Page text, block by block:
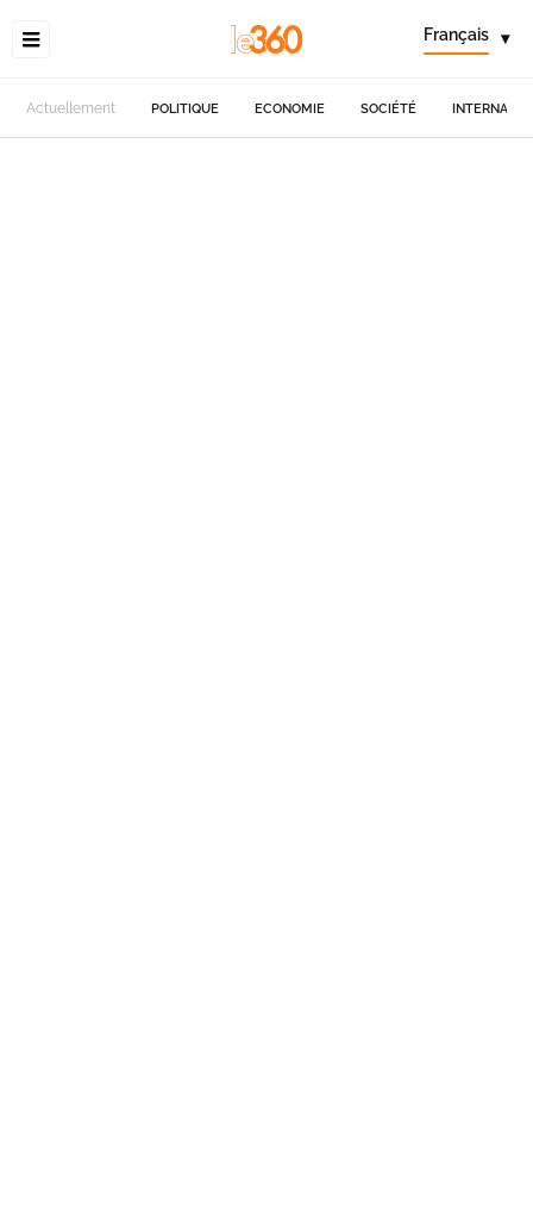
Français ▾
Actuellement POLITIQUE ECONOMIE SOCIÉTÉ